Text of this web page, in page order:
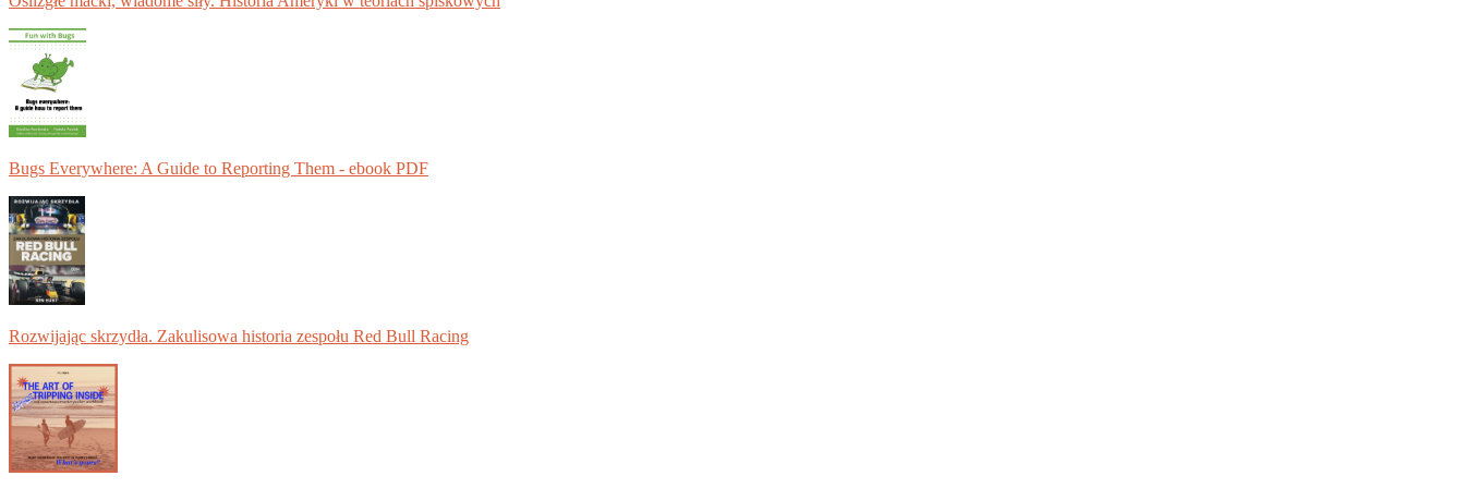
Bugs Everywhere: A Guide to Reporting Them - ebook PDF
Rozwijając skrzydła. Zakulisowa historia zespołu Red Bull Racing